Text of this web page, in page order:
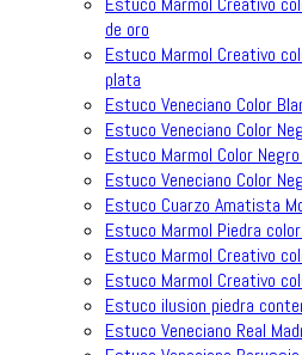
de oro
Estuco Marmol Creativo
plata
Estuco Veneciano Color
Estuco Veneciano Color
Estuco Marmol Color
Estuco Veneciano Color
Estuco Cuarzo Amatista
Estuco Marmol Piedra
Estuco Marmol Creativo
Estuco Marmol Creativo
Estuco ilusion piedra
Estuco Veneciano Real